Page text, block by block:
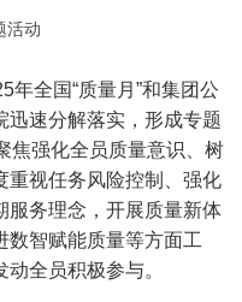
活动
年全国“质量月”和集团公
迅速分解落实，形成专题
焦强化全员质量意识、树
重视任务风险控制、强化
服务理念，开展质量新体
数智赋能质量等方面工
全员积极参与。